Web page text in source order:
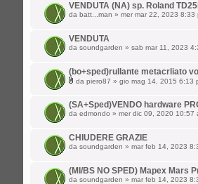
VENDUTA (NA) sp. Roland
da batt...man » mer mar 22, 2023 8:33
VENDUTA
da soundgarden » sab mar 11, 2023
(bo+sped)rullante metacrliato
da piero87 » gio mag 14, 2015 6:13
(SA+Sped)VENDO hardware
da edmondo » mer dic 09, 2020 10:57
CHIUDERE GRAZIE
da soundgarden » mar feb 14, 2023
(MI/BS NO SPED) Mapex Mars
da soundgarden » mar feb 14, 2023